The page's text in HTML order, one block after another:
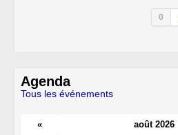
0
Agenda
Tous les événements
« août 2026